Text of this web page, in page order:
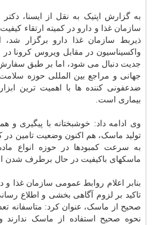
به گزارش اپتیک به نقل از ایسنا،
سازمان غذا و دارو در کمیته ارتقاء
ذیربط سازمان غذا دارو برگزار شد،
واکسیناسیون در مقابل ویروس کرونا
جدیت دنبال می شود، اما بر طبق
جهانی و مراجع بین المللی حوزه سلامت
ضدعفونی کننده ها با اهمیت ترین
بیماری است.
وی ادامه داد: خوشبختانه با پیگیری
تولید ماسک، هم اکنون وضعیت تامین
به سرعت کمبودها در حوزه انواع ماده
ماسکهای باکیفیت در حال برطرف شدن
بنابر اعلام روابط عمومی سازمان غذا و
تاکید بر لزوم آگاهی بخشی و اطلاع
صحیح از ماسک، عنوان کرد: متاسفانه
نحوه صحیح استفاده از ماسک